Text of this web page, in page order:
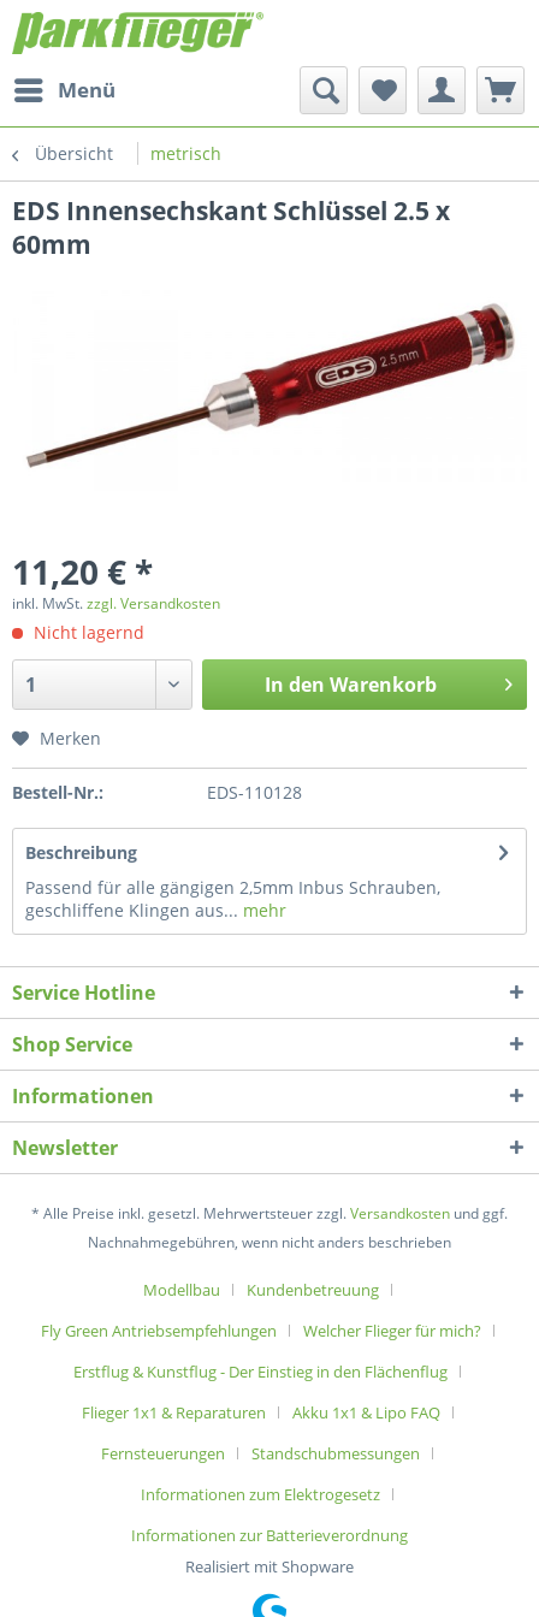
Menü
Übersicht metrisch
EDS Innensechskant Schlüssel 2.5 x
60mm
11,20 € *
inkl. MwSt.zzgl. Versandkosten
Nicht lagernd
In den Warenkorb
Merken
Bestell-Nr.: EDS-110128
Beschreibung
Passend für alle gängigen 2,5mm Inbus Schrauben,
geschliffene Klingen aus... mehr
Service Hotline
Shop Service
Informationen
Newsletter
* Alle Preise inkl. gesetzl. Mehrwertsteuer zzgl.Versandkosten und ggf.
Nachnahmegebühren, wenn nicht anders beschrieben
Modellbau
Kundenbetreuung
Fly Green Antriebsempfehlungen
Welcher Flieger für mich?
Erstflug & Kunstflug - Der Einstieg in den Flächenflug
Flieger 1x1 & Reparaturen
Akku 1x1 & Lipo FAQ
Fernsteuerungen
Standschubmessungen
Informationen zum Elektrogesetz
Informationen zur Batterieverordnung
Realisiert mit Shopware